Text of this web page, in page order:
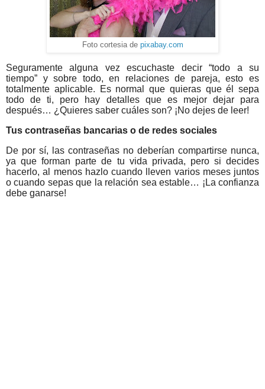
Foto cortesia de pixabay.com
Seguramente alguna vez escuchaste decir “todo a su
tiempo” y sobre todo, en relaciones de pareja, esto es
totalmente aplicable. Es normal que quieras que él sepa
todo de ti, pero hay detalles que es mejor dejar para
después… ¿Quieres saber cuáles son? ¡No dejes de leer!
Tus contraseñas bancarias o de redes sociales
De por sí, las contraseñas no deberían compartirse nunca,
ya que forman parte de tu vida privada, pero si decides
hacerlo, al menos hazlo cuando lleven varios meses juntos
o cuando sepas que la relación sea estable… ¡La confianza
debe ganarse!